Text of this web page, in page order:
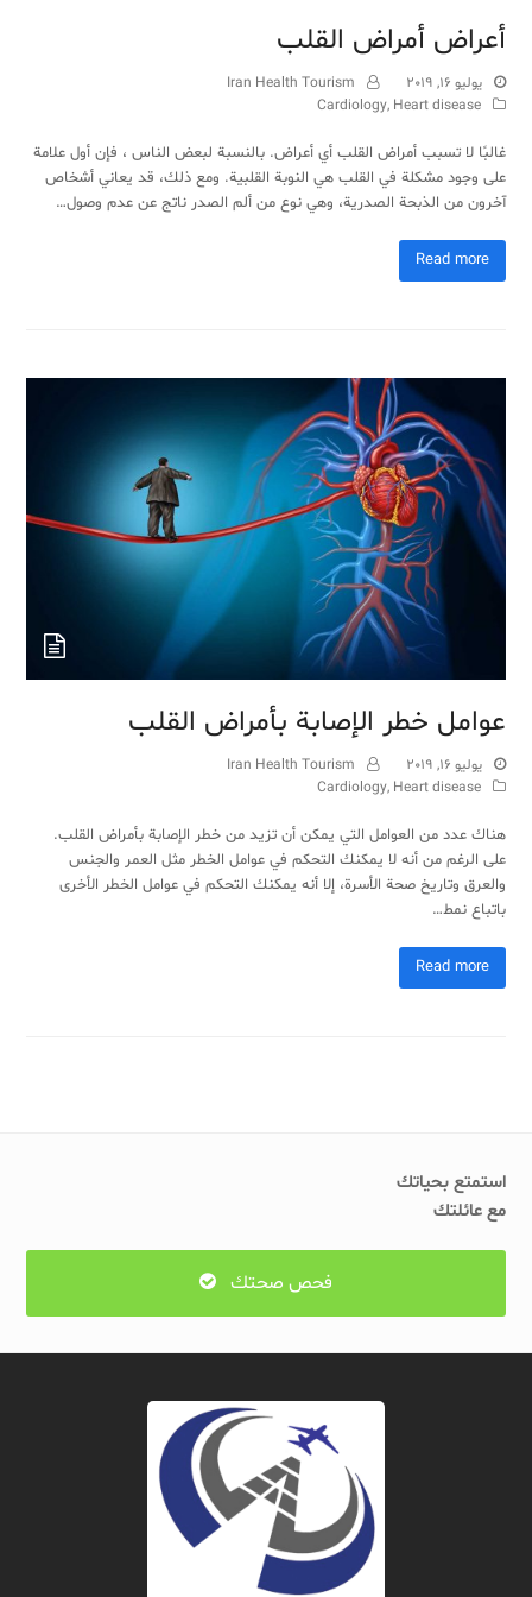
أعراض أمراض القلب
يوليو 16, 2019
Iran Health Tourism
Cardiology, Heart disease
غالبًا لا تسبب أمراض القلب أي أعراض. بالنسبة لبعض الناس ، فإن أول علامة
على وجود مشكلة في القلب هي النوبة القلبية. ومع ذلك، قد يعاني أشخاص
آخرون من الذبحة الصدرية، وهي نوع من ألم الصدر ناتج عن عدم وصول…
Read more
عوامل خطر الإصابة بأمراض القلب
يوليو 16, 2019
Iran Health Tourism
Cardiology, Heart disease
هناك عدد من العوامل التي يمكن أن تزيد من خطر الإصابة بأمراض القلب.
على الرغم من أنه لا يمكنك التحكم في عوامل الخطر مثل العمر والجنس
والعرق وتاريخ صحة الأسرة، إلا أنه يمكنك التحكم في عوامل الخطر الأخرى
باتباع نمط…
Read more
استمتع بحياتك
مع عائلتك
فحص صحتك